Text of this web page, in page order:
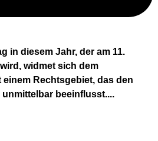
in diesem Jahr, der am 11.
widmet sich dem
Rechtsgebiet, das den
beeinflusst....